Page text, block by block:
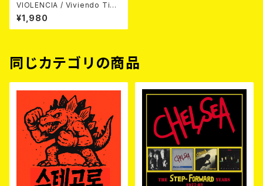
VIOLENCIA / Viviendo Tie
mpos A​ú​n M​á​s Oscuros
(帯、ライナー付き国内盤CD)
¥1,980
同じカテゴリの商品